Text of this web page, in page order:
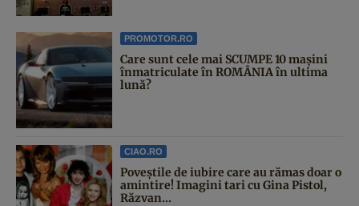
PROMOTOR.RO
Care sunt cele mai SCUMPE 10 mașini
înmatriculate în ROMÂNIA în ultima
lună?
CIAO.RO
Poveştile de iubire care au rămas doar o
amintire! Imagini tari cu Gina Pistol,
Răzvan...